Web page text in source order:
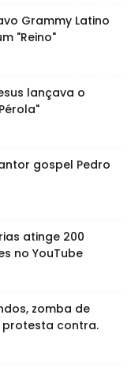
Grammy Latino
"Reino"
lançava o
gospel Pedro
atinge 200
no YouTube
zomba de
protesta contra.